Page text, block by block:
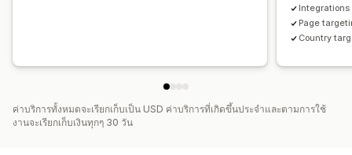
Integrations
Page
Country
ค่าบริการทั้งหมดจะเรียกเก็บเป็น USD ค่าบริการที่เกิดขึ้นประจำและตามการใช้
งานจะเรียกเก็บเงินทุกๆ 30 วัน